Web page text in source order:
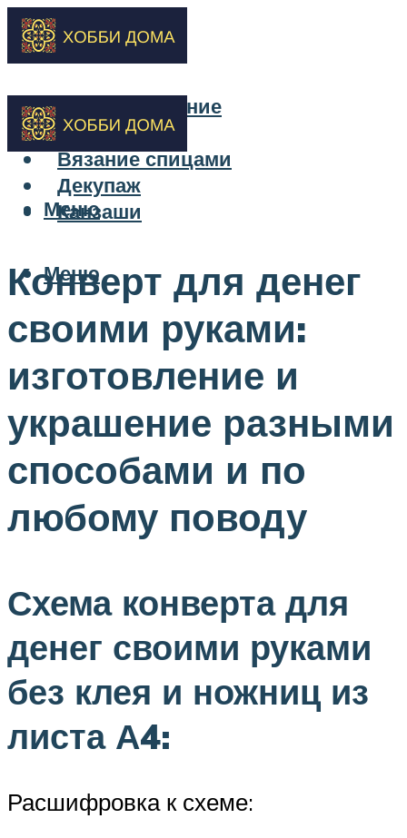
Бисероплетение
Вышивка
Вязание спицами
Декупаж
Канзаши
Меню
Меню
Конверт для денег
своими руками:
изготовление и
украшение разными
способами и по
любому поводу
Схема конверта для
денег своими руками
без клея и ножниц из
листа А4:
Расшифровка к схеме: